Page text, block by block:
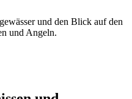
und den Blick auf den
und Angeln.